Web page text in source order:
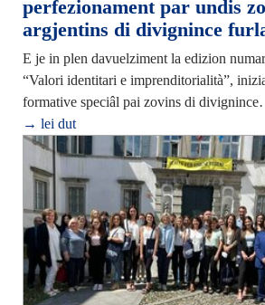
perfezionament par undis
argjentins di divignince
E je in plen davuelziment la edizion
“Valori identitari e imprenditorialità”,
formative speciâl pai zovins di
→ lei dut